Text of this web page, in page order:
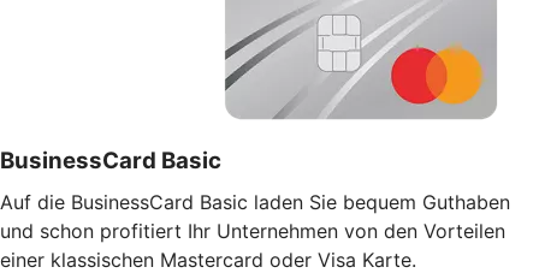
BusinessCard Basic
Auf die BusinessCard Basic laden Sie bequem Guthaben
und schon profitiert Ihr Unternehmen von den Vorteilen
einer klassischen Mastercard oder Visa Karte.